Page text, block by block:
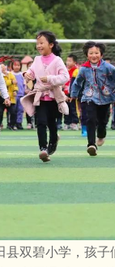
县双碧小学，孩